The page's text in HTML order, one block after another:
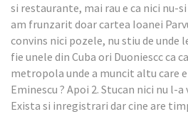
si restaurante, mai rau e ca nici nu-
am frunzarit doar cartea Ioanei
convins nici pozele, nu stiu de unde
fie unele din Cuba ori Duoniescc ca
metropola unde a muncit altu care
Eminescu ? Apoi 2. Stucan nici nu l-
Exista si inregistrari dar cine are